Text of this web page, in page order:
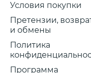
Условия покупки
Претензии,
и обмены
Политика
Программа